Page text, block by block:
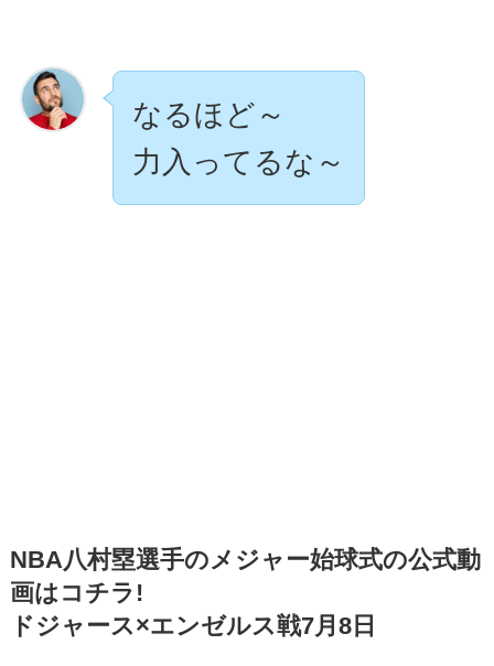
なるほど～
力入ってるな～
NBA八村塁選手のメジャー始球式の公式動
画はコチラ!
ドジャース×エンゼルス戦7月8日